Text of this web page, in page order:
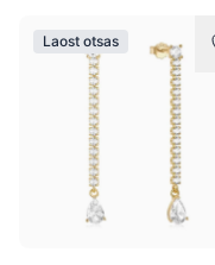
Laost otsas